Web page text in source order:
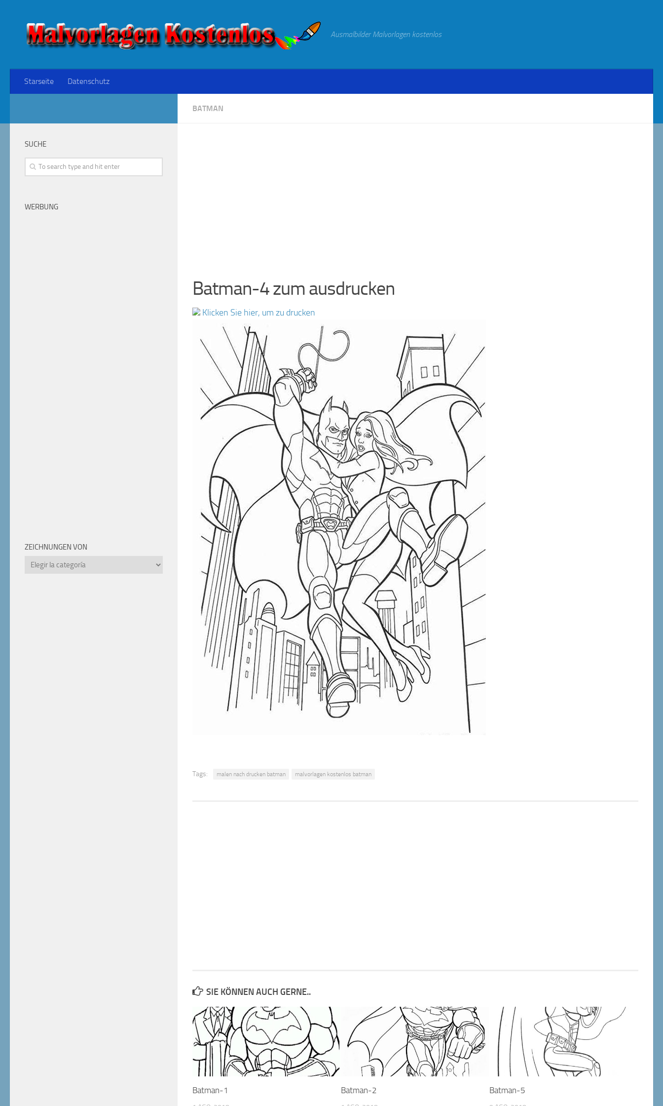
Ausmalbilder Malvorlagen kostenlos
Starseite Datenschutz
BATMAN
Batman-4 zum ausdrucken
Klicken Sie hier, um zu drucken
Tags: malen nach drucken batman malvorlagen kostenlos batman
SIE KÖNNEN AUCH GERNE..
Batman-1 Batman-2 Batman-5
SUCHE
WERBUNG
ZEICHNUNGEN VON
Zeichnungen